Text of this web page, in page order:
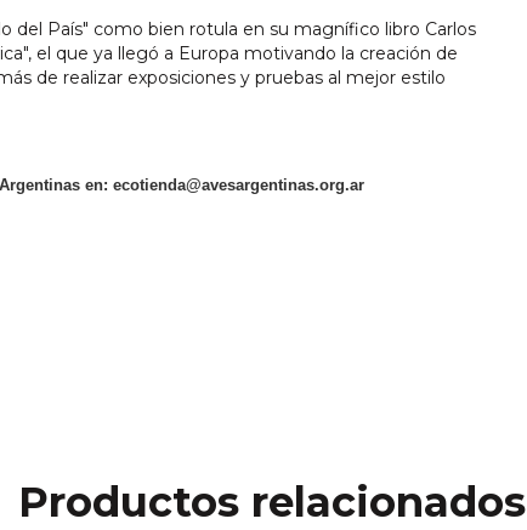
del País" como bien rotula en su magnífico libro Carlos
el que ya llegó a Europa motivando la creación de
de realizar exposiciones y pruebas al mejor estilo
en: ecotienda@avesargentinas.org.ar
Productos relacionados